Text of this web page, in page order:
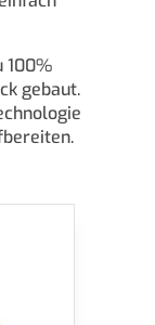
100%
gebaut.